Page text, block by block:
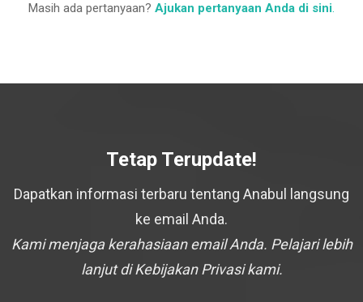
Masih ada pertanyaan? Ajukan pertanyaan Anda di sini.
Tetap Terupdate!
Dapatkan informasi terbaru tentang Anabul langsung
ke email Anda.
Kami menjaga kerahasiaan email Anda. Pelajari lebih
lanjut di Kebijakan Privasi kami.